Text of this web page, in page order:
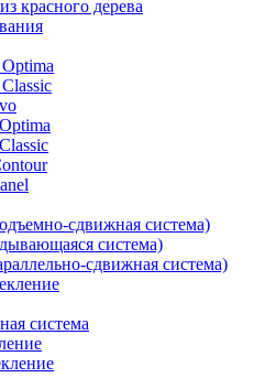
красного дерева
сдвижная система)
система)
сдвижная система)
система